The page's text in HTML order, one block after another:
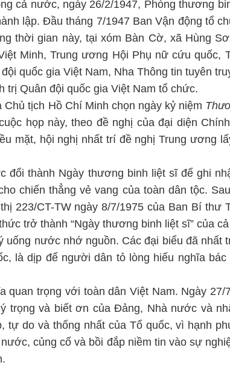
cả nước, ngày 26/2/1947, Phòng thương
lập. Đầu tháng 7/1947 Ban Vận động tổ
thời gian này, tại xóm Bàn Cờ, xã Hùng
Minh, Trung ương Hội Phụ nữ cứu quốc,
quốc gia Việt Nam, Nha Thông tin tuyên
Quân đội quốc gia Việt Nam tổ chức.
tịch Hồ Chí Minh chọn ngày kỷ niệm
họp này, theo đề nghị của đại diện
mặt, hội nghị nhất trí đề nghị Trung ương
đổi thành Ngày thương binh liệt sĩ để ghi
chiến thẳng vẻ vang của toàn dân tộc.
223/CT-TW ngày 8/7/1975 của Ban Bí thư
trở thành “Ngày thương binh liệt sĩ” của
uống nước nhớ nguồn. Các đại biểu đã nhất
là dịp để người dân tỏ lòng hiếu nghĩa
quan trọng với toàn dân Việt Nam. Ngày 27/
trọng và biết ơn của Đảng, Nhà nước và
tự do và thống nhất của Tổ quốc, vì hạnh
củng cố và bồi đắp niềm tin vào sự